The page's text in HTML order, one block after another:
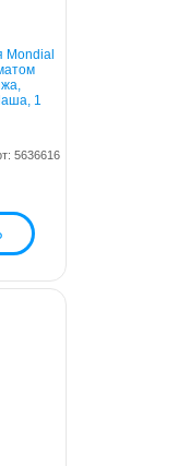
Mondial
1
5636616